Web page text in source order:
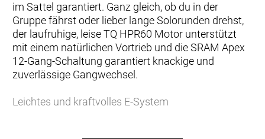
im Sattel garantiert. Ganz gleich, ob du in der
Gruppe fährst oder lieber lange Solorunden drehst,
der laufruhige, leise TQ HPR60 Motor unterstützt
mit einem natürlichen Vortrieb und die SRAM Apex
12-Gang-Schaltung garantiert knackige und
zuverlässige Gangwechsel.
Leichtes und kraftvolles E-System